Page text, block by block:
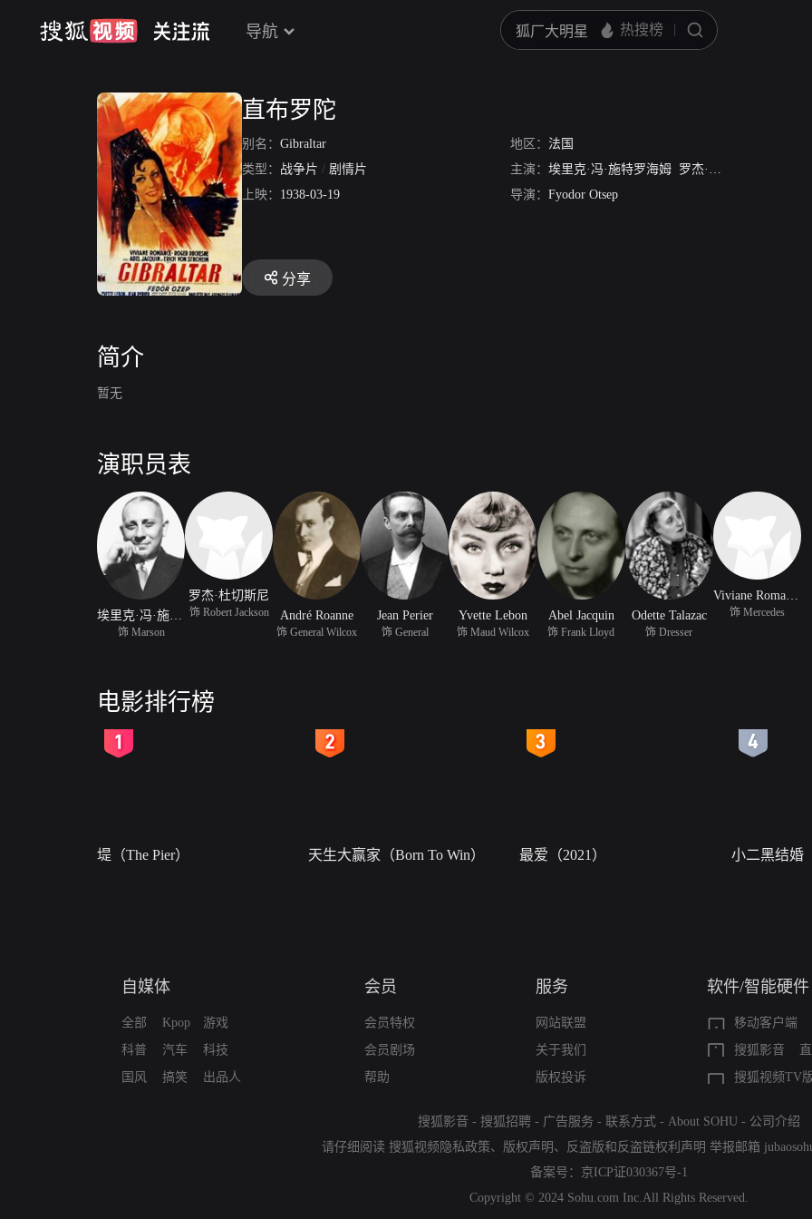
导航
直布罗陀
别名： Gibraltar 地区： 法国
类型： 战争片 / 剧情片 主演： 埃里克·冯·施特罗海姆 罗杰·杜切斯尼
上映： 1938-03-19 导演： Fyodor Otsep
分享
简介
暂无
演职员表
饰 Marson
罗杰·杜切斯尼
饰 Robert Jackson André Roanne
饰 General Wilcox
Jean Perier
饰 General
Yvette Lebon
饰 Maud Wilcox
Abel Jacquin
饰 Frank Lloyd
Odette Talazac
饰 Dresser
Viviane Romance
饰 Mercedes
电影排行榜
堤（The Pier） 天生大赢家（Born To Win） 最爱（2021） 小二黑结婚
自媒体
全部
科普
国风
Kpop
汽车
搞笑
游戏
科技
出品人
会员
会员特权
会员剧场
帮助
服务
网站联盟
关于我们
版权投诉
软件/智能硬件
移动客户端
搜狐影音
搜狐视频TV
搜狐影音 - 搜狐招聘 - 广告服务 - 联系方式 - About SOHU - 公司介绍
请仔细阅读 搜狐视频隐私政策、 版权声明 、 反盗版和反盗链权利声明 举报邮箱
备案号： 京ICP证030367号-1
Copyright © 2024 Sohu.com Inc.All Rights Reserved.